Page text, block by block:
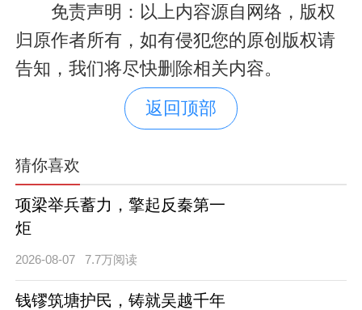
免责声明：以上内容源自网络，版权
归原作者所有，如有侵犯您的原创版权请
告知，我们将尽快删除相关内容。
返回顶部
猜你喜欢
项梁举兵蓄力，擎起反秦第一
炬
2026-08-07 7.7万阅读
钱镠筑塘护民，铸就吴越千年